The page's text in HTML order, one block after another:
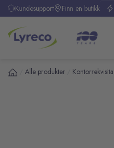
hovedinnhold
Kundesupport Finn en butikk
Alle produkter Kontorrekvisita